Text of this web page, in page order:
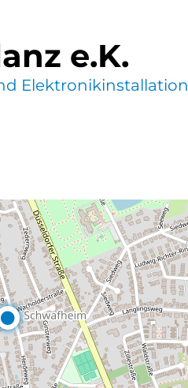
e.K.
Elektronikinstallation